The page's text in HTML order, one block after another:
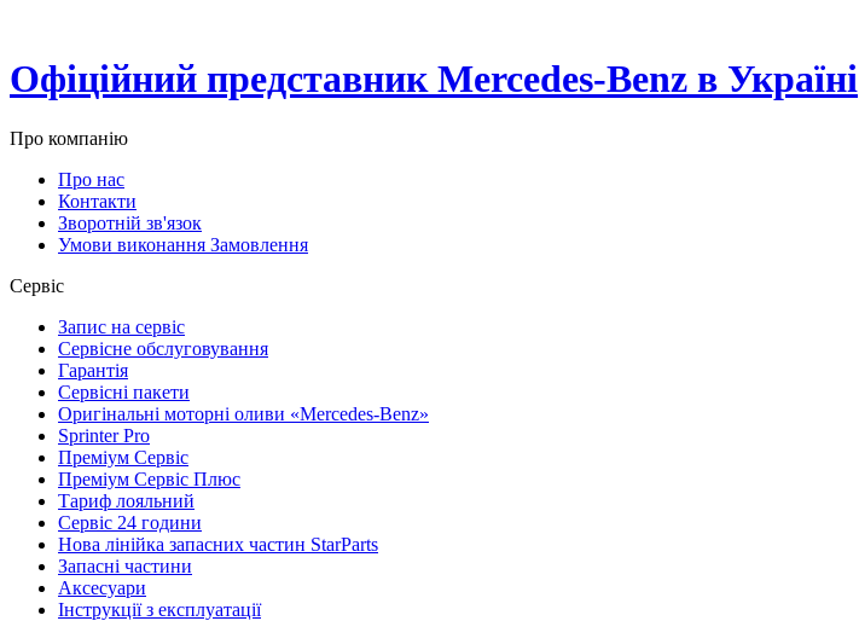
Офіційний представник Mercedes-Benz в Україні
Про компанію
Про нас
Контакти
Зворотній зв'язок
Умови виконання Замовлення
Сервіс
Запис на сервіс
Сервісне обслуговування
Гарантія
Сервісні пакети
Оригінальні моторні оливи «Mercedes-Benz»
Sprinter Pro
Преміум Сервіс
Преміум Сервіс Плюс
Тариф лояльний
Сервіс 24 години
Нова лінійка запасних частин StarParts
Запасні частини
Аксесуари
Інструкції з експлуатації